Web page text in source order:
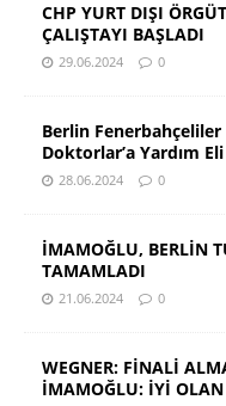
CHP YURT DIŞI
ÇALIŞTAYI BAŞLADI
29.06.2024 0
Berlin Fenerbahçeliler
Doktorlar’a Yardım Eli
28.06.2024 0
İMAMOĞLU, BERLİN
TAMAMLADI
21.06.2024 0
WEGNER: FİNALİ
İMAMOĞLU: İYİ